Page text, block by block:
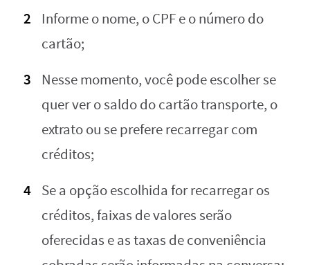
Informe o nome, o CPF e o número do
cartão;
Nesse momento, você pode escolher se
quer ver o saldo do cartão transporte, o
extrato ou se prefere recarregar com
créditos;
Se a opção escolhida for recarregar os
créditos, faixas de valores serão
oferecidas e as taxas de conveniência